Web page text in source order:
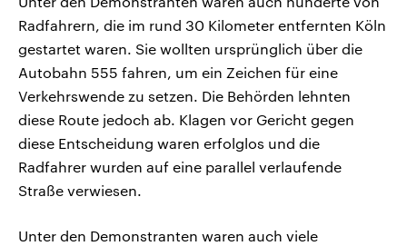
Radfahrern, die im rund 30 Kilometer entfernten Köln
gestartet waren. Sie wollten ursprünglich über die
Autobahn 555 fahren, um ein Zeichen für eine
Verkehrswende zu setzen. Die Behörden lehnten
diese Route jedoch ab. Klagen vor Gericht gegen
diese Entscheidung waren erfolglos und die
Radfahrer wurden auf eine parallel verlaufende
Straße verwiesen.
Unter den Demonstranten waren auch viele